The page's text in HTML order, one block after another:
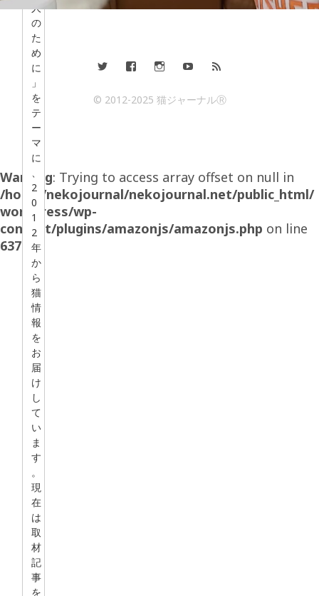
人
の
た
め
に
」
を
テ
ー
マ
に
、
2
0
1
2
年
か
ら
猫
情
報
を
お
届
け
し
て
い
ま
す
。
現
在
は
取
材
記
事
を
© 2012-2025 猫ジャーナルⓇ
Warning: Trying to access array offset on null in
/home/nekojournal/nekojournal.net/public_html/
wordpress/wp-
content/plugins/amazonjs/amazonjs.php on line
637